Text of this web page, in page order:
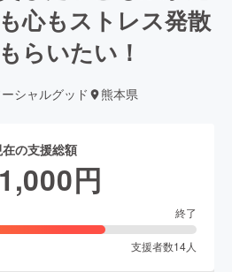
心もストレス発散
らいたい！
ーシャルグッド 熊本県
の支援総額
円
終了
支援者数14人